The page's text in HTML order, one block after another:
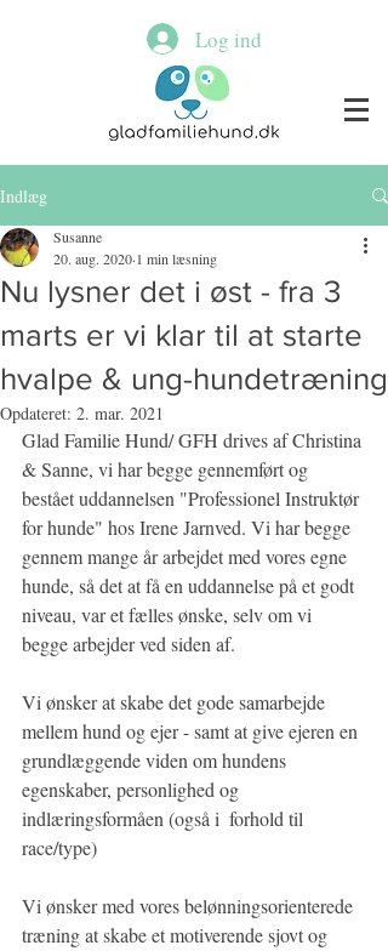
Log ind
Indlæg
Nu lysner det i øst - fra 3
marts er vi klar til at starte
hvalpe & ung-hundetræning
Susanne
20. aug. 2020 1 min læsning
Opdateret: 2. mar. 2021
Glad Familie Hund/ GFH drives af Christina
& Sanne, vi har begge gennemført og
bestået uddannelsen "Professionel Instruktør
for hunde" hos Irene Jarnved. Vi har begge
gennem mange år arbejdet med vores egne
hunde, så det at få en uddannelse på et godt
niveau, var et fælles ønske, selv om vi
begge arbejder ved siden af.
Vi ønsker at skabe det gode samarbejde
mellem hund og ejer - samt at give ejeren en
grundlæggende viden om hundens
egenskaber, personlighed og
indlæringsformåen (også i  forhold til
race/type)
Vi ønsker med vores belønningsorienterede
træning at skabe et motiverende sjovt og